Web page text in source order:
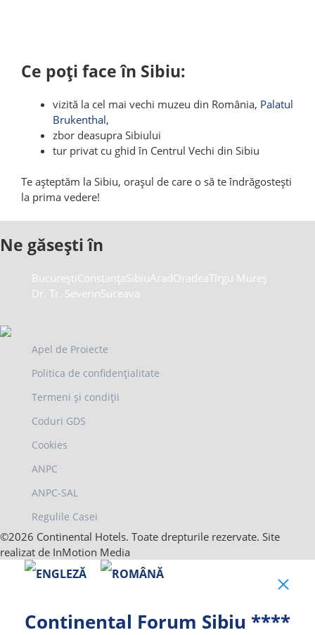
Ce poți face în Sibiu:
vizită la cel mai vechi muzeu din România, Palatul
Brukenthal,
zbor deasupra Sibiului
tur privat cu ghid în Centrul Vechi din Sibiu
Te așteptăm la Sibiu, orașul de care o să te îndrăgostești
la prima vedere!
Ne găsești în
București ConstanțaSibiuAradOradeaTîrgu Mureș
Dr. Tr. SeverinSuceava
Apel de Proiecte
Politica de confidențialitate
Termeni și condiții
Coduri GDS
Cookies
ANPC
ANPC-SAL
Regulile Casei
©2026 Continental Hotels. Toate drepturile rezervate. Site
realizat de InMotion Media
Continental Forum Sibiu ****